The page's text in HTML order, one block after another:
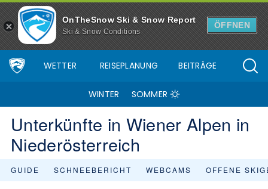
OnTheSnow Ski & Snow Report
Ski & Snow Conditions
ÖFFNEN
WETTER REISEPLANUNG BEITRÄGE
WINTER SOMMER
Unterkünfte in Wiener Alpen in
Niederösterreich
GUIDE SCHNEEBERICHT WEBCAMS OFFENE